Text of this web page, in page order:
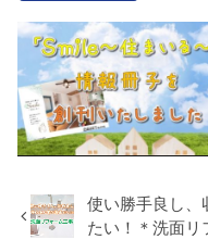
使い勝手良し、
たい！＊洗面リ